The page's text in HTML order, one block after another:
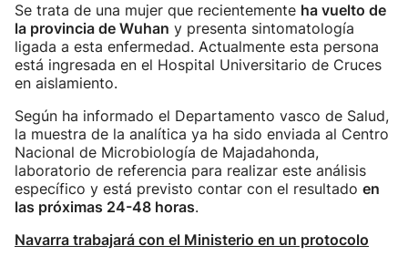
Se trata de una mujer que recientemente ha vuelto de
la provincia de Wuhan y presenta sintomatología
ligada a esta enfermedad. Actualmente esta persona
está ingresada en el Hospital Universitario de Cruces
en aislamiento.
Según ha informado el Departamento vasco de Salud,
la muestra de la analítica ya ha sido enviada al Centro
Nacional de Microbiología de Majadahonda,
laboratorio de referencia para realizar este análisis
específico y está previsto contar con el resultado en
las próximas 24-48 horas.
Navarra trabajará con el Ministerio en un protocolo